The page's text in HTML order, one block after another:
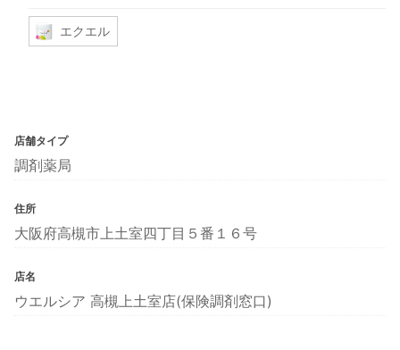
エクエル
店舗タイプ
調剤薬局
住所
大阪府高槻市上土室四丁目５番１６号
店名
ウエルシア 高槻上土室店(保険調剤窓口)